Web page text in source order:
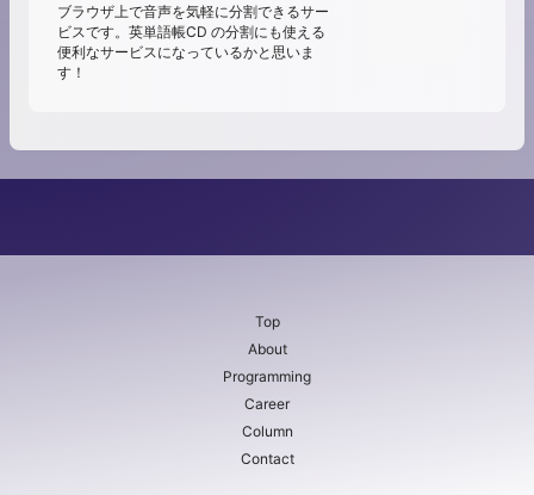
ブラウザ上で音声を気軽に分割できるサー
ビスです。英単語帳CD の分割にも使える
便利なサービスになっているかと思いま
す！
Top
About
Programming
Career
Column
Contact